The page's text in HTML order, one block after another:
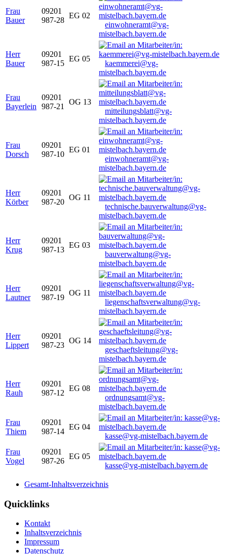
Frau
Bauer
09201
987-28
EG 02
einwohneramt@vg-
mistelbach.bayern.de
Herr
Bauer
09201
987-15
EG 05
kaemmerei@vg-
mistelbach.bayern.de
Frau
Bayerlein
09201
987-21
OG 13
mitteilungsblatt@vg-
mistelbach.bayern.de
Frau
Dorsch
09201
987-10
EG 01
einwohneramt@vg-
mistelbach.bayern.de
Herr
Körber
09201
987-20
OG 11
technische.bauverwaltung@vg-
mistelbach.bayern.de
Herr
Krug
09201
987-13
EG 03
bauverwaltung@vg-
mistelbach.bayern.de
Herr
Lautner
09201
987-19
OG 11
liegenschaftsverwaltung@vg-
mistelbach.bayern.de
Herr
Lippert
09201
987-23
OG 14
geschaeftsleitung@vg-
mistelbach.bayern.de
Herr
Rauh
09201
987-12
EG 08
ordnungsamt@vg-
mistelbach.bayern.de
Frau
Thiem
09201
987-14
EG 04
kasse@vg-mistelbach.bayern.de
Frau
Vogel
09201
987-26
EG 05
kasse@vg-mistelbach.bayern.de
Gesamt-Inhaltsverzeichnis
Quicklinks
Kontakt
Inhaltsverzeichnis
Impressum
Datenschutz